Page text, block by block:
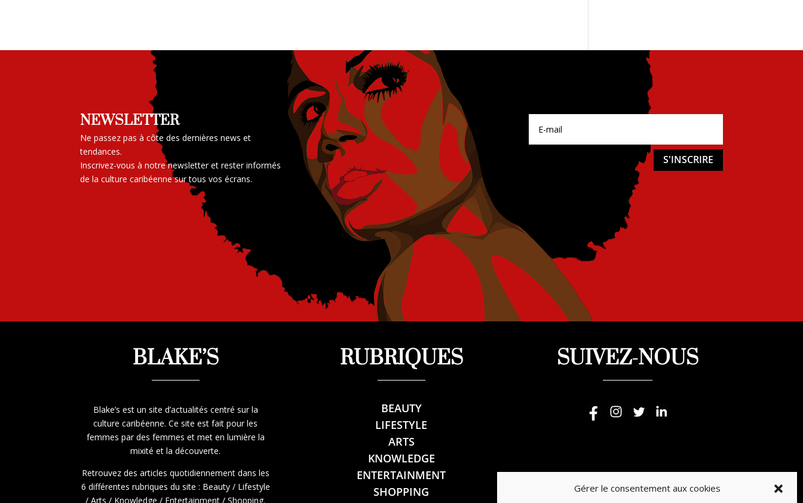
Gérer le consentement aux cookies
NEWSLETTER
Ne passez pas à côte des dernières news et
tendances.
Inscrivez-vous à notre newsletter et rester informés
de la culture caribéenne sur tous vos écrans.
S'INSCRIRE
BLAKE’S
Blake’s est un site d’actualités centré sur la
culture caribéenne. Ce site est fait pour les
femmes par des femmes et met en lumière la
mixité et la découverte.
Retrouvez des articles quotidiennement dans les
6 différentes rubriques du site : Beauty / Lifestyle
/ Arts / Knowledge / Entertainment / Shopping.
RUBRIQUES
BEAUTY
LIFESTYLE
ARTS
KNOWLEDGE
ENTERTAINMENT
SHOPPING
SUIVEZ-NOUS